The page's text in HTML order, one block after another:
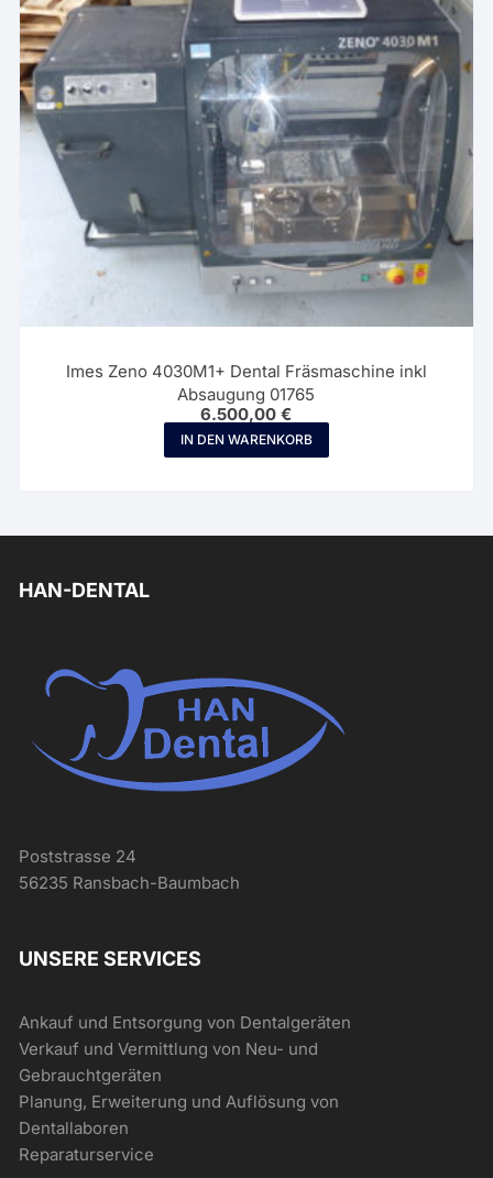
Imes Zeno 4030M1+ Dental Fräsmaschine inkl
Absaugung 01765
6.500,00€
IN DEN WARENKORB
HAN-DENTAL
Poststrasse 24
56235 Ransbach-Baumbach
UNSERE SERVICES
Ankauf und Entsorgung von Dentalgeräten
Verkauf und Vermittlung von Neu- und
Gebrauchtgeräten
Planung, Erweiterung und Auflösung von
Dentallaboren
Reparaturservice